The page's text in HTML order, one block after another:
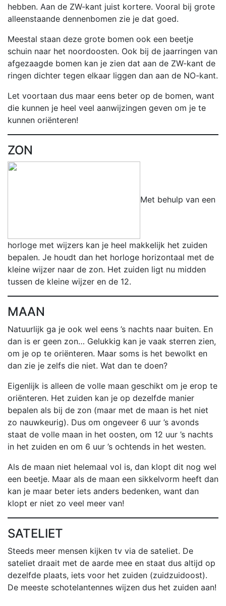
hebben. Aan de ZW-kant juist kortere. Vooral bij grote
alleenstaande dennenbomen zie je dat goed.
Meestal staan deze grote bomen ook een beetje
schuin naar het noordoosten. Ook bij de jaarringen van
afgezaagde bomen kan je zien dat aan de ZW-kant de
ringen dichter tegen elkaar liggen dan aan de NO-kant.
Let voortaan dus maar eens beter op de bomen, want
die kunnen je heel veel aanwijzingen geven om je te
kunnen oriënteren!
ZON
Met behulp van een
horloge met wijzers kan je heel makkelijk het zuiden
bepalen. Je houdt dan het horloge horizontaal met de
kleine wijzer naar de zon. Het zuiden ligt nu midden
tussen de kleine wijzer en de 12.
MAAN
Natuurlijk ga je ook wel eens ’s nachts naar buiten. En
dan is er geen zon… Gelukkig kan je vaak sterren zien,
om je op te oriënteren. Maar soms is het bewolkt en
dan zie je zelfs die niet. Wat dan te doen?
Eigenlijk is alleen de volle maan geschikt om je erop te
oriënteren. Het zuiden kan je op dezelfde manier
bepalen als bij de zon (maar met de maan is het niet
zo nauwkeurig). Dus om ongeveer 6 uur ’s avonds
staat de volle maan in het oosten, om 12 uur ’s nachts
in het zuiden en om 6 uur ’s ochtends in het westen.
Als de maan niet helemaal vol is, dan klopt dit nog wel
een beetje. Maar als de maan een sikkelvorm heeft dan
kan je maar beter iets anders bedenken, want dan
klopt er niet zo veel meer van!
SATELIET
Steeds meer mensen kijken tv via de sateliet. De
sateliet draait met de aarde mee en staat dus altijd op
dezelfde plaats, iets voor het zuiden (zuidzuidoost).
De meeste schotelantennes wijzen dus het zuiden aan!